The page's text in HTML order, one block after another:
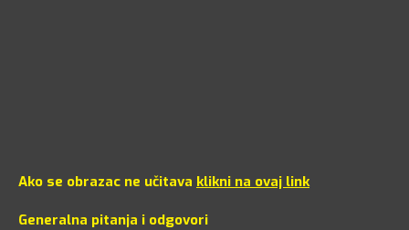
Ako se obrazac ne učitava klikni na ovaj link
Generalna pitanja i odgovori